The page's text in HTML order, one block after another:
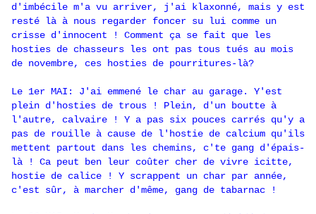
d'imbécile m'a vu arriver, j'ai klaxonné, mais y est
resté là à nous regarder foncer su lui comme un
crisse d'innocent ! Comment ça se fait que les
hosties de chasseurs les ont pas tous tués au mois
de novembre, ces hosties de pourritures-là?
Le 1er MAI: J'ai emmené le char au garage. Y'est
plein d'hosties de trous ! Plein, d'un boutte à
l'autre, calvaire ! Y a pas six pouces carrés qu'y a
pas de rouille à cause de l'hostie de calcium qu'ils
mettent partout dans les chemins, c'te gang d'épais-
là ! Ca peut ben leur coûter cher de vivre icitte,
hostie de calice ! Y scrappent un char par année,
c'est sûr, à marcher d'même, gang de tabarnac !